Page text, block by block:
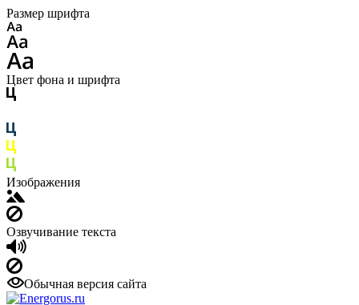
Размер шрифта
Цвет фона и шрифта
Изображения
Озвучивание текста
Обычная версия сайта